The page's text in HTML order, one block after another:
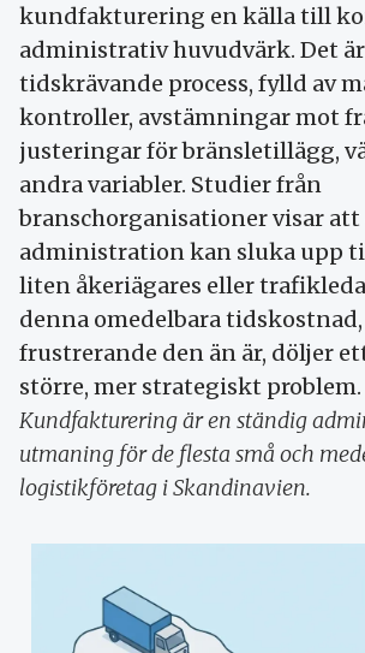
kundfakturering en källa till
administrativ huvudvärk. Det
tidskrävande process, fylld av
kontroller, avstämningar mot
justeringar för bränsletillägg,
andra variabler. Studier från
branschorganisationer visar att
administration kan sluka upp
liten åkeriägares eller
denna omedelbara
frustrerande den än är, döljer
större, mer strategiskt problem.
Kundfakturering är en ständig
utmaning för de flesta små och
logistikföretag i Skandinavien.